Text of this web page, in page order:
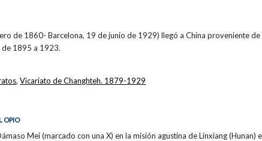
de 1860- Barcelona, 19 de junio de 1929) llegó a China proveniente
de 1895 a 1923.
,Vicariato de Changhteh. 1879-1929
OPIO
Mei (marcado con una X) en la misión agustina de Linxiang (Hunan)